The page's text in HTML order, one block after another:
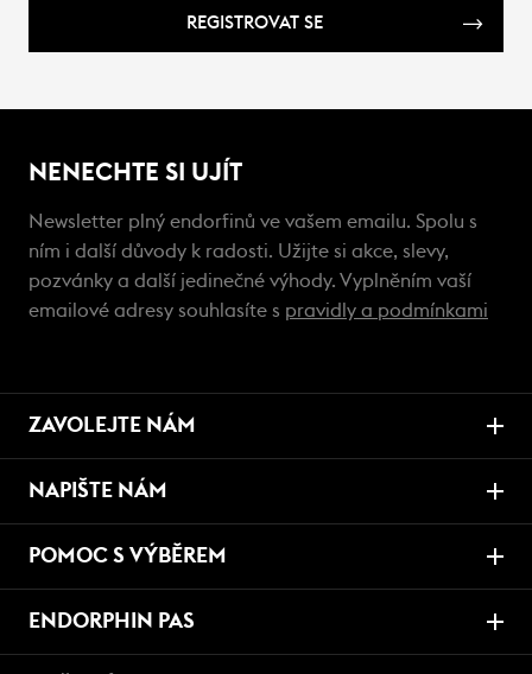
REGISTROVAT SE
NENECHTE SI UJÍT
Newsletter plný endorfinů ve vašem emailu. Spolu s
ním i další důvody k radosti. Užijte si akce, slevy,
pozvánky a další jedinečné výhody. Vyplněním vaší
emailové adresy souhlasíte s pravidly a podmínkami
ZAVOLEJTE NÁM
NAPIŠTE NÁM
POMOC S VÝBĚREM
ENDORPHIN PAS